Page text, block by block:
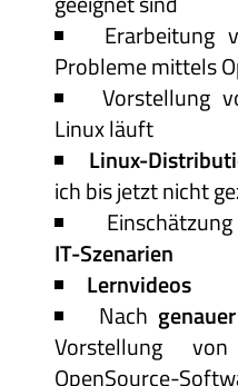
Erarbeitung
Probleme mittels
Vorstellung
Linux läuft
Linux-
ich bis jetzt nicht
IT-Szenarien
Lernvideos
Nach
Vorstellung
OpenSource-